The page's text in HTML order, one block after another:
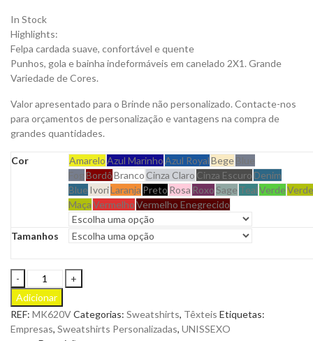
In Stock
Highlights:
Felpa cardada suave, confortável e quente
Punhos, gola e bainha indeformáveis em canelado 2X1. Grande
Variedade de Cores.
Valor apresentado para o Brinde não personalizado. Contacte-nos
para orçamentos de personalização e vantagens na compra de
grandes quantidades.
Cor AmareloAzul MarinhoAzul RoyalBegeBlue
FogBordôBranco Cinza Claro Cinza Escuro Denim
Blue IvoriLaranja Preto Rosa Roxo Sage TealVerdeVerde
MaçaVermelhoVermelho Enegrecido
Tamanhos
Sweatshirt
Avalon
Decote
Redondo
Unissexo
Adicionar
REF: MK620VCategorias: Sweatshirts, Têxteis Etiquetas:
Empresas, Sweatshirts Personalizadas, UNISSEXO